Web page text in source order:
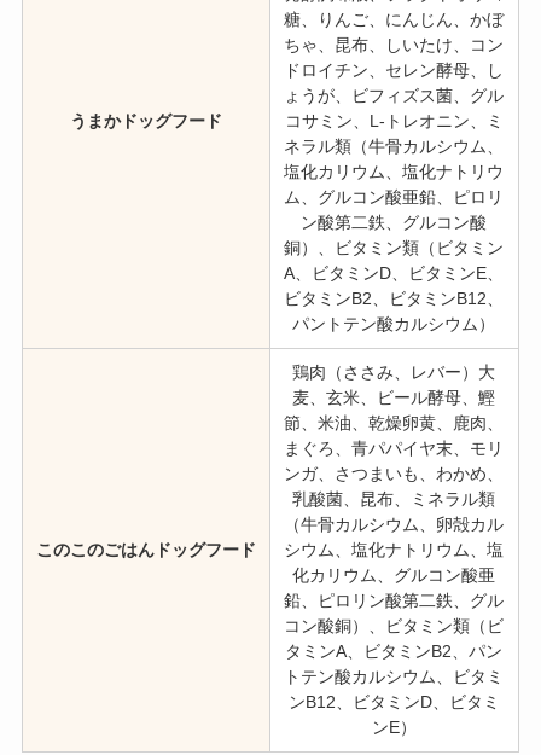
うまかドッグフード
糖、りんご、にんじん、かぼ
ちゃ、昆布、しいたけ、コン
ドロイチン、セレン酵母、し
ょうが、ビフィズス菌、グル
コサミン、L-トレオニン、ミ
ネラル類（牛骨カルシウム、
塩化カリウム、塩化ナトリウ
ム、グルコン酸亜鉛、ピロリ
ン酸第二鉄、グルコン酸
銅）、ビタミン類（ビタミン
A、ビタミンD、ビタミンE、
ビタミンB2、ビタミンB12、
パントテン酸カルシウム）
このこのごはんドッグフード
鶏肉（ささみ、レバー）大
麦、玄米、ビール酵母、鰹
節、米油、乾燥卵黄、鹿肉、
まぐろ、青パパイヤ末、モリ
ンガ、さつまいも、わかめ、
乳酸菌、昆布、ミネラル類
（牛骨カルシウム、卵殻カル
シウム、塩化ナトリウム、塩
化カリウム、グルコン酸亜
鉛、ピロリン酸第二鉄、グル
コン酸銅）、ビタミン類（ビ
タミンA、ビタミンB2、パン
トテン酸カルシウム、ビタミ
ンB12、ビタミンD、ビタミ
ンE）